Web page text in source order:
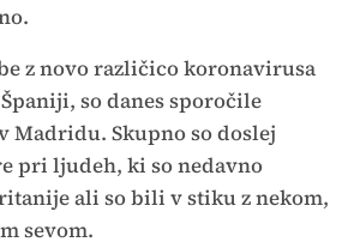
z novo različico koronavirusa
so danes sporočile
Madridu. Skupno so doslej
pri ljudeh, ki so nedavno
ali so bili v stiku z nekom,
sevom.